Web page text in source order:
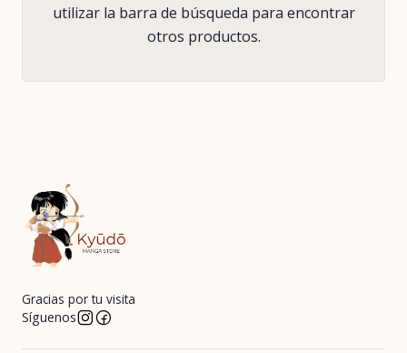
utilizar la barra de búsqueda para encontrar
otros productos.
Gracias por tu visita
Síguenos